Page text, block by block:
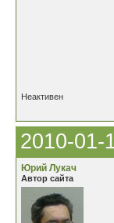
Неактивен
2010-01-
Юрий Лукач
Автор сайта